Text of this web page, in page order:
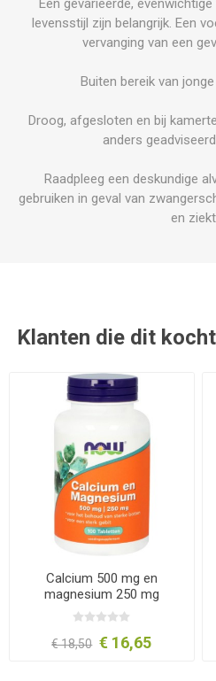
Een gevarieerde,
levensstijl zijn belangrijk. Een
vervanging van een
Buiten bereik van
Droog, afgesloten en bij
anders
Raadpleeg een deskundige
gebruiken in geval van
en
Klanten die dit
Calcium 500 mg en
magnesium 250 mg
€ 18,50 € 16,65